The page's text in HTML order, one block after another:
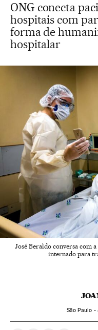
ONG conecta
hospitais com
forma de
hospitalar
José Beraldo conversa com
internado para
São Paulo -